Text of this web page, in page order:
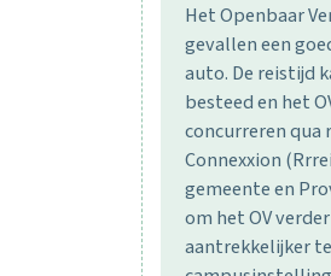
Het Openbaar
gevallen een
auto. De reistijd
besteed en het
concurreren qua
Connexxion
gemeente en
om het OV
aantrekkelijker